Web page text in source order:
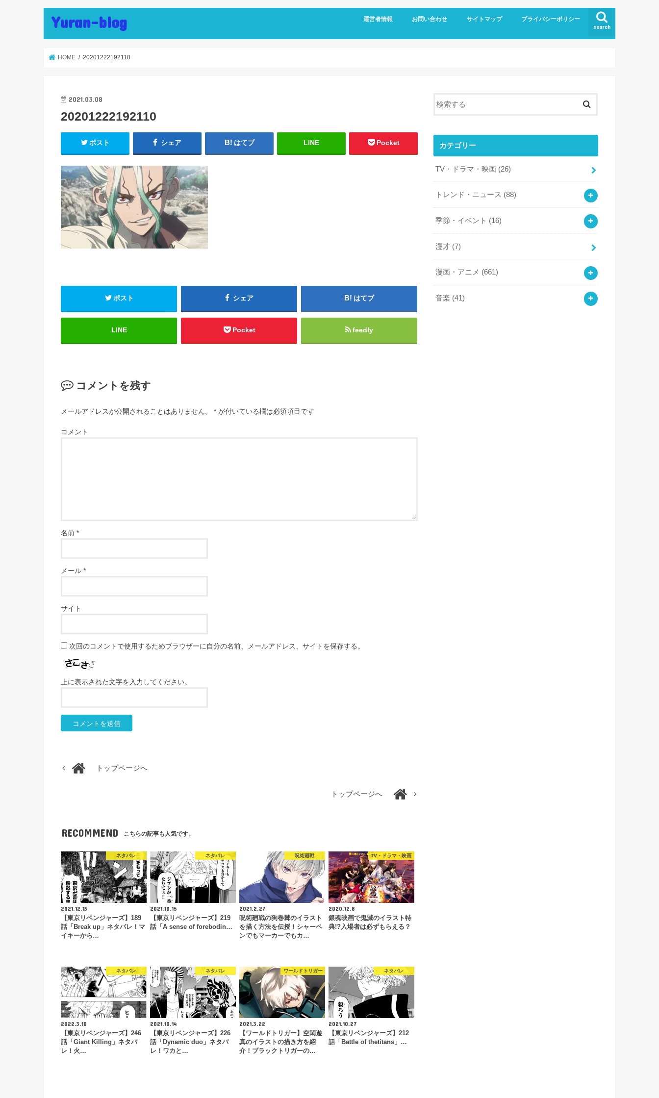
Yuran-blog search
運営者情報 お問い合わせ サイトマップ プライバシーポリシー
HOME 20201222192110
2021.03.08
20201222192110
ポスト シェア はてブ LINE Pocket
ポスト シェア はてブ
LINE Pocket feedly
コメントを残す
メールアドレスが公開されることはありません。 * が付いている欄は必須項目です
コメント
名前 *
メール *
サイト
次回のコメントで使用するためブラウザーに自分の名前、メールアドレス、サイトを保存する。
上に表示された文字を入力してください。
トップページへ
トップページへ
RECOMMEND こちらの記事も人気です。
ネタバレ
2021.12.13
【東京リベンジャーズ】189
話「Break up」ネタバレ！マ
イキーから…
ネタバレ
2021.10.15
【東京リベンジャーズ】219
話「A sense of forebodin…
呪術廻戦
2021.2.27
呪術廻戦の狗巻棘のイラスト
を描く方法を伝授！シャーペ
ンでもマーカーでもカ…
TV・ドラマ・映画
2020.12.8
銀魂映画で鬼滅のイラスト特
典!?入場者は必ずもらえる？
ネタバレ
2022.3.10
【東京リベンジャーズ】246
話「Giant Killing」ネタバ
レ！火…
ネタバレ
2021.10.14
【東京リベンジャーズ】226
話「Dynamic duo」ネタバ
レ！ワカと…
ワールドトリガー
2021.3.22
【ワールドトリガー】空閑遊
真のイラストの描き方を紹
介！ブラックトリガーの…
ネタバレ
2021.10.27
【東京リベンジャーズ】212
話「Battle of thetitans」…
カテゴリー
TV・ドラマ・映画 (26)
トレンド・ニュース (88)
季節・イベント (16)
漫才 (7)
漫画・アニメ (661)
音楽 (41)